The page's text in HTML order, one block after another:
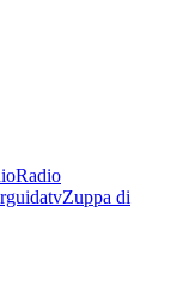
Radio
Zuppa di